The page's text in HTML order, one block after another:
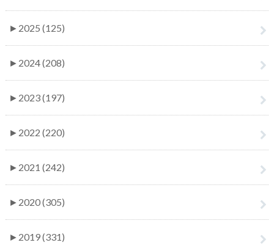
► 2025 (125)
► 2024 (208)
► 2023 (197)
► 2022 (220)
► 2021 (242)
► 2020 (305)
► 2019 (331)